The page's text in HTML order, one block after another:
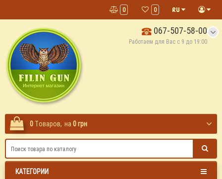
0
0
067-507-58-00
Работаем для Вас с 9 до 19:00
0 Tоваров, на 0 грн
КАТЕГОРИИ